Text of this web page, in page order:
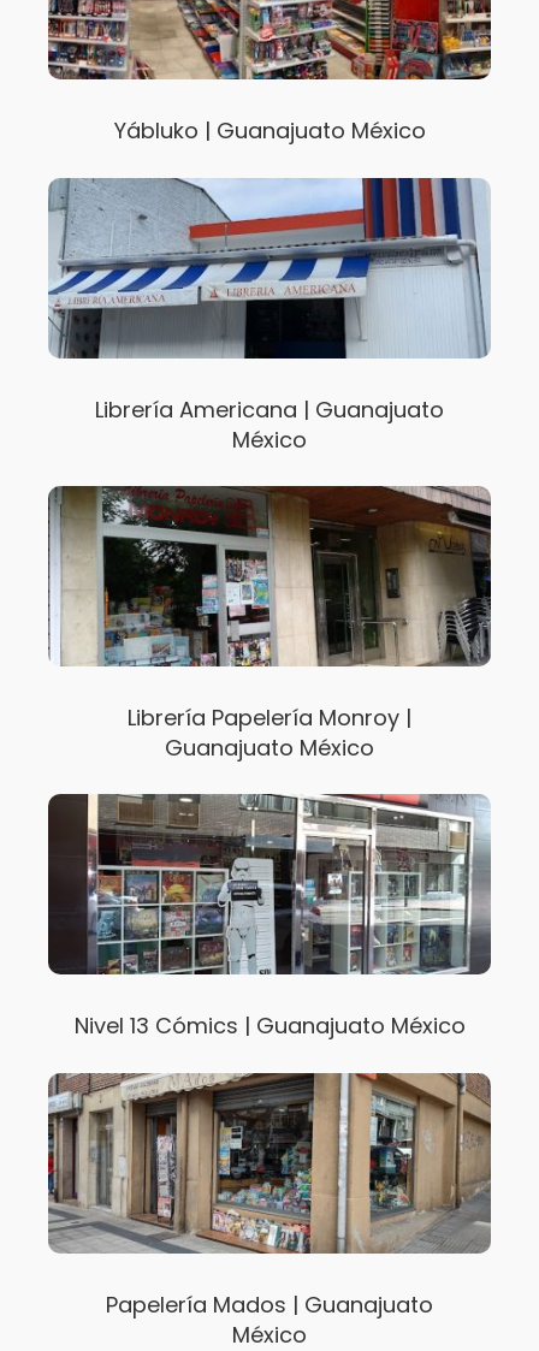
Yábluko | Guanajuato México
Librería Americana | Guanajuato
México
Librería Papelería Monroy |
Guanajuato México
Nivel 13 Cómics | Guanajuato México
Papelería Mados | Guanajuato
México